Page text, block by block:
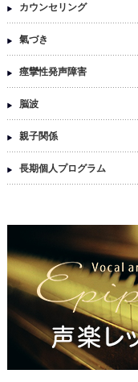
カウンセリング
氣づき
痙攣性発声障害
脳波
親子関係
長期個人プログラム